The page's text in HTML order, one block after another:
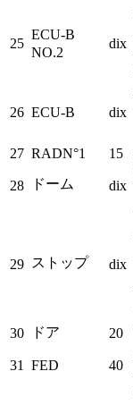
25
ECU-B
NO.2
dix
26 ECU-B dix
27 RADN°1 15
28 ドーム dix
29 ストップ dix
30
ドア 20
31 FED 40